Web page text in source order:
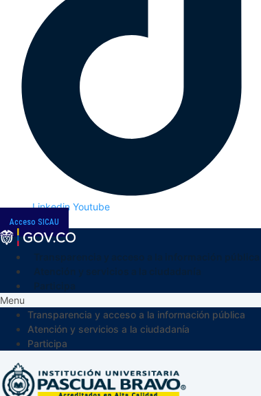
Linkedin Youtube
Acceso SICAU
Menu
Transparencia y acceso a la información pública
Atención y servicios a la ciudadanía
Participa